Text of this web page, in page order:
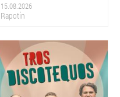
15.08.2026
Rapotín